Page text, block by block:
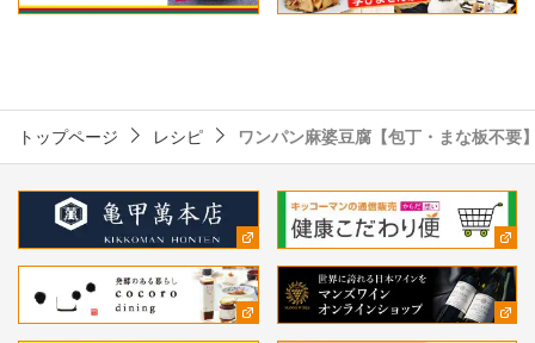
トップページ レシピ ワンパン麻婆豆腐【包丁・まな板不要